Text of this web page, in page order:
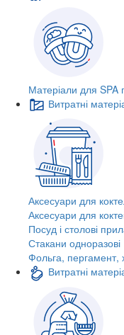
Матеріали для SPA
Витратні
Аксесуари для
Аксесуари для
Посуд і столові
Стакани одноразові
Фольга, пергамент,
Витратні